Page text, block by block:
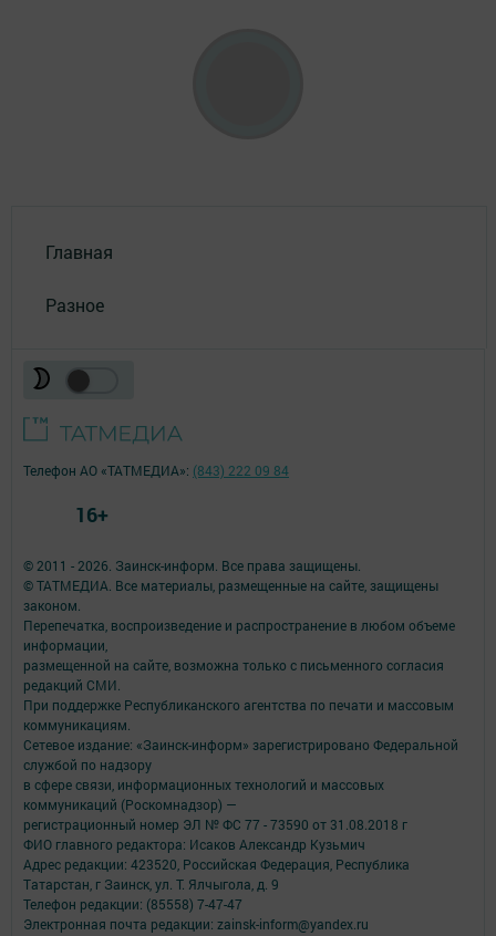
Главная
Разное
© 2011 - 2026. Заинск-информ. Все права защищены.
© ТАТМЕДИА. Все материалы, размещенные на сайте, защищены
законом.
Перепечатка, воспроизведение и распространение в любом объеме
информации,
размещенной на сайте, возможна только с письменного согласия
редакций СМИ.
При поддержке Республиканского агентства по печати и массовым
коммуникациям.
Сетевое издание: «Заинск-информ» зарегистрировано Федеральной
службой по надзору
в сфере связи, информационных технологий и массовых
коммуникаций (Роскомнадзор) —
регистрационный номер ЭЛ № ФС 77 - 73590 от 31.08.2018 г
ФИО главного редактора: Исаков Александр Кузьмич
Адрес редакции: 423520, Российская Федерация, Республика
Татарстан, г Заинск, ул. Т. Ялчыгола, д. 9
Телефон редакции: (85558) 7-47-47
Электронная почта редакции: zainsk-inform@yandex.ru
Телефон АО «ТАТМЕДИА»: (843) 222 09 84
16+